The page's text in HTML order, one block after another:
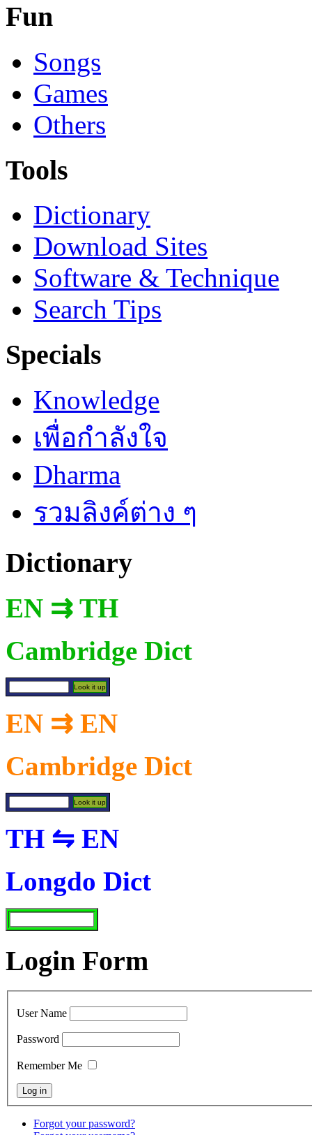
Fun
Songs
Games
Others
Tools
Dictionary
Download Sites
Software & Technique
Search Tips
Specials
Knowledge
เพื่อกำลังใจ
Dharma
รวมลิงค์ต่าง ๆ
Dictionary
EN ⇉ TH
Cambridge Dict
EN ⇉ EN
Cambridge Dict
TH ⇋ EN
Longdo Dict
Login Form
User Name
Password
Remember Me
Forgot your password?